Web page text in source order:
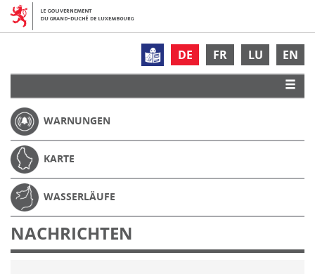
DE FR LU EN
WARNUNGEN
KARTE
WASSERLÄUFE
NACHRICHTEN